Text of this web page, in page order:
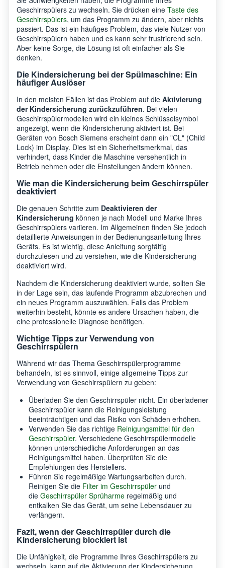
Geschirrspülers zu wechseln. Sie drücken eine Taste des
Geschirrspülers, um das Programm zu ändern, aber nichts
passiert. Das ist ein häufiges Problem, das viele Nutzer von
Geschirrspülern haben und es kann sehr frustrierend sein.
Aber keine Sorge, die Lösung ist oft einfacher als Sie
denken.
Die Kindersicherung bei der Spülmaschine: Ein
häufiger Auslöser
In den meisten Fällen ist das Problem auf die Aktivierung
der Kindersicherung zurückzuführen. Bei vielen
Geschirrspülermodellen wird ein kleines Schlüsselsymbol
angezeigt, wenn die Kindersicherung aktiviert ist. Bei
Geräten von Bosch Siemens erscheint dann ein "CL" (Child
Lock) im Display. Dies ist ein Sicherheitsmerkmal, das
verhindert, dass Kinder die Maschine versehentlich in
Betrieb nehmen oder die Einstellungen ändern können.
Wie man die Kindersicherung beim Geschirrspüler
deaktiviert
Die genauen Schritte zum Deaktivieren der
Kindersicherung können je nach Modell und Marke Ihres
Geschirrspülers variieren. Im Allgemeinen finden Sie jedoch
detaillierte Anweisungen in der Bedienungsanleitung Ihres
Geräts. Es ist wichtig, diese Anleitung sorgfältig
durchzulesen und zu verstehen, wie die Kindersicherung
deaktiviert wird.
Nachdem die Kindersicherung deaktiviert wurde, sollten Sie
in der Lage sein, das laufende Programm abzubrechen und
ein neues Programm auszuwählen. Falls das Problem
weiterhin besteht, könnte es andere Ursachen haben, die
eine professionelle Diagnose benötigen.
Wichtige Tipps zur Verwendung von
Geschirrspülern
Während wir das Thema Geschirrspülerprogramme
behandeln, ist es sinnvoll, einige allgemeine Tipps zur
Verwendung von Geschirrspülern zu geben:
Überladen Sie den Geschirrspüler nicht. Ein überladener
Geschirrspüler kann die Reinigungsleistung
beeinträchtigen und das Risiko von Schäden erhöhen.
Verwenden Sie das richtige Reinigungsmittel für den
Geschirrspüler. Verschiedene Geschirrspülermodelle
können unterschiedliche Anforderungen an das
Reinigungsmittel haben. Überprüfen Sie die
Empfehlungen des Herstellers.
Führen Sie regelmäßige Wartungsarbeiten durch.
Reinigen Sie die Filter im Geschirrspüler und
die Geschirrspüler Sprüharme regelmäßig und
entkalken Sie das Gerät, um seine Lebensdauer zu
verlängern.
Fazit, wenn der Geschirrspüler durch die
Kindersicherung blockiert ist
Die Unfähigkeit, die Programme Ihres Geschirrspülers zu
wechseln, kann auf die Aktivierung der Kindersicherung